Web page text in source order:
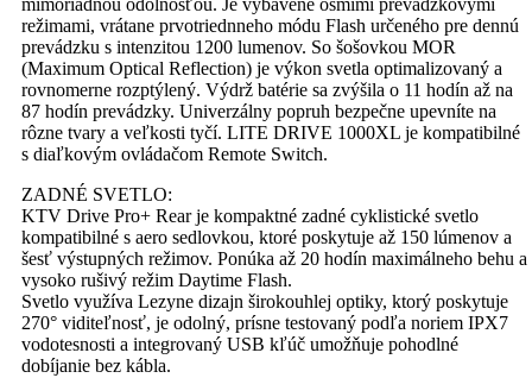
mimoriadnou odolnosťou. Je vybavené ôsmimi prevádzkovými
režimami, vrátane prvotriednneho módu Flash určeného pre dennú
prevádzku s intenzitou 1200 lumenov. So šošovkou MOR
(Maximum Optical Reflection) je výkon svetla optimalizovaný a
rovnomerne rozptýlený. Výdrž batérie sa zvýšila o 11 hodín až na
87 hodín prevádzky. Univerzálny popruh bezpečne upevníte na
rôzne tvary a veľkosti tyčí. LITE DRIVE 1000XL je kompatibilné
s diaľkovým ovládačom Remote Switch.
ZADNÉ SVETLO:
KTV Drive Pro+ Rear je kompaktné zadné cyklistické svetlo
kompatibilné s aero sedlovkou, ktoré poskytuje až 150 lúmenov a
šesť výstupných režimov. Ponúka až 20 hodín maximálneho behu a
vysoko rušivý režim Daytime Flash.
Svetlo využíva Lezyne dizajn širokouhlej optiky, ktorý poskytuje
270° viditeľnosť, je odolný, prísne testovaný podľa noriem IPX7
vodotesnosti a integrovaný USB kľúč umožňuje pohodlné
dobíjanie bez kábla.